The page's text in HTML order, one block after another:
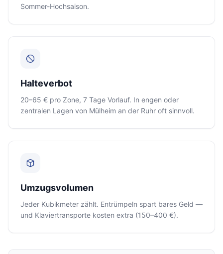
Sommer-Hochsaison.
Halteverbot
20–65 € pro Zone, 7 Tage Vorlauf. In engen oder
zentralen Lagen von Mülheim an der Ruhr oft sinnvoll.
Umzugsvolumen
Jeder Kubikmeter zählt. Entrümpeln spart bares Geld —
und Klaviertransporte kosten extra (150–400 €).